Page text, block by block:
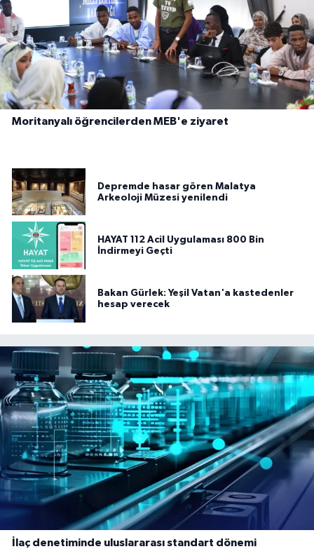
Moritanyalı öğrencilerden MEB'e ziyaret
Depremde hasar gören Malatya
Arkeoloji Müzesi yenilendi
HAYAT 112 Acil Uygulaması 800 Bin
İndirmeyi Geçti
Bakan Gürlek: Yeşil Vatan'a kastedenler
hesap verecek
İlaç denetiminde uluslararası standart dönemi